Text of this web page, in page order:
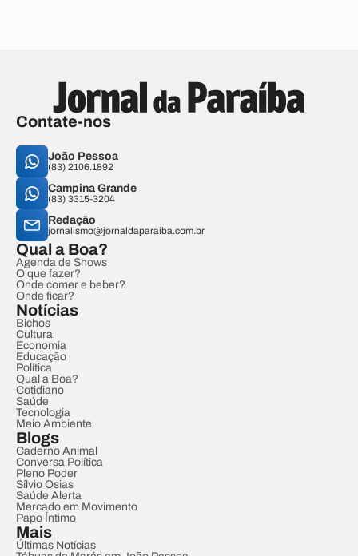
Contate-nos
João Pessoa
(83) 2106.1892
Campina Grande
(83) 3315-3204
Redação
jornalismo@jornaldaparaiba.com.br
Qual a Boa?
Agenda de Shows
O que fazer?
Onde comer e beber?
Onde ficar?
Notícias
Bichos
Cultura
Economia
Educação
Política
Qual a Boa?
Cotidiano
Saúde
Tecnologia
Meio Ambiente
Blogs
Caderno Animal
Conversa Política
Pleno Poder
Sílvio Osias
Saúde Alerta
Mercado em Movimento
Papo Íntimo
Mais
Últimas Notícias